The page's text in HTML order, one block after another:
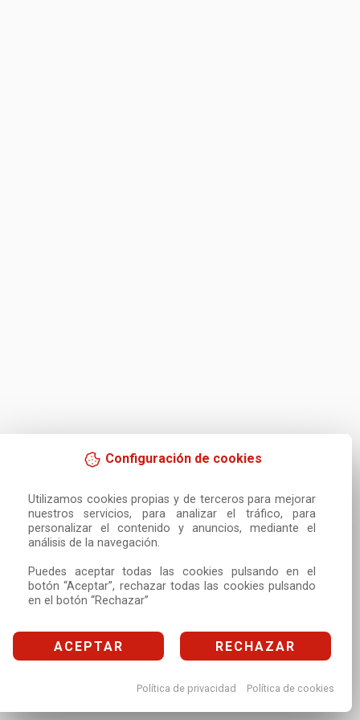
Configuración de cookies
Utilizamos cookies propias y de terceros para mejorar
nuestros servicios, para analizar el tráfico, para
personalizar el contenido y anuncios, mediante el
análisis de la navegación.
Puedes aceptar todas las cookies pulsando en el
botón “Aceptar”, rechazar todas las cookies pulsando
en el botón “Rechazar”
ACEPTAR RECHAZAR
Política de privacidad Política de cookies